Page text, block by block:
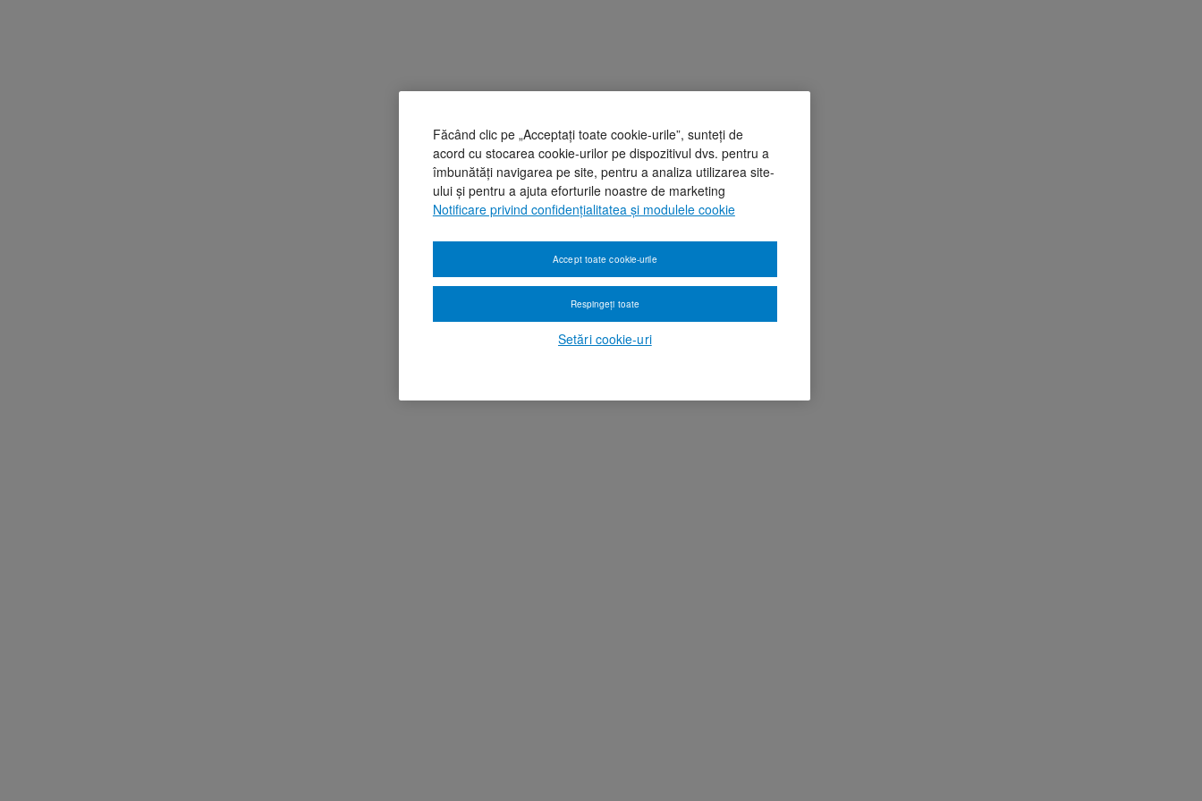
Făcând clic pe „Acceptați toate cookie-urile”, sunteți de
acord cu stocarea cookie-urilor pe dispozitivul dvs. pentru a
îmbunătăți navigarea pe site, pentru a analiza utilizarea site-
ului și pentru a ajuta eforturile noastre de marketing
Notificare privind confidențialitatea și modulele cookie
Setări cookie-uri
Respingeți toate
Accept toate cookie-urile